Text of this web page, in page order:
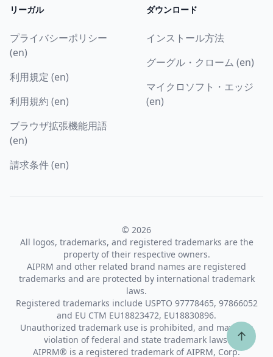
リーガル
プライバシーポリシー
(en)
利用規定 (en)
利用規約 (en)
ブラウザ拡張機能用語
(en)
請求条件 (en)
ダウンロード
インストール方法
グーグル・クローム (en)
マイクロソフト・エッジ
(en)
© 2026
All logos, trademarks, and registered trademarks are the
property of their respective owners.
AIPRM and other related brand names are registered
trademarks and are protected by international trademark
laws.
Registered trademarks include USPTO 97778465, 97866052
and EU CTM EU18823472, EU18830896.
Unauthorized trademark use is prohibited, and may be a
violation of federal and state trademark laws.
AIPRM® is a registered trademark of AIPRM, Corp.
↑